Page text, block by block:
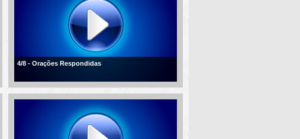
4/8 - Orações Respondidas